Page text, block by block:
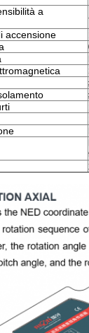
a
accensione